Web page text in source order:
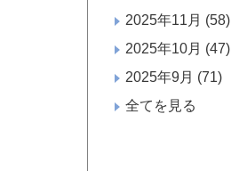
2025年11月 (58)
2025年10月 (47)
2025年9月 (71)
全てを見る